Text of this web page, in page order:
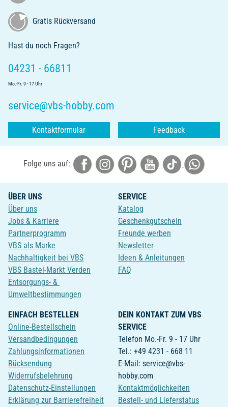
Gratis Rückversand
Hast du noch Fragen?
04231 - 66811
Mo.-Fr. 9 - 17 Uhr
service@vbs-hobby.com
Kontaktformular Feedback
Folge uns auf:
ÜBER UNS
Über uns
Jobs & Karriere
Partnerprogramm
VBS als Marke
Nachhaltigkeit bei VBS
VBS Bastel-Markt Verden
Entsorgungs- &
Umweltbestimmungen
SERVICE
Katalog
Geschenkgutschein
Freunde werben
Newsletter
Ideen & Anleitungen
FAQ
EINFACH BESTELLEN
Online-Bestellschein
Versandbedingungen
Zahlungsinformationen
Rücksendung
Widerrufsbelehrung
Datenschutz-Einstellungen
Erklärung zur Barrierefreiheit
DEIN KONTAKT ZUM VBS
SERVICE
Telefon Mo.-Fr. 9 - 17 Uhr
Tel.: +49 4231 - 668 11
E-Mail: service@vbs-
hobby.com
Kontaktmöglichkeiten
Bestell- und Lieferstatus